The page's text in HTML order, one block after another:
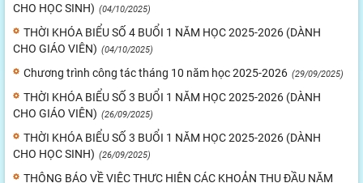
CHO HỌC SINH) (04/10/2025)
THỜI KHÓA BIỂU SỐ 4 BUỔI 1 NĂM HỌC 2025-2026 (DÀNH
CHO GIÁO VIÊN) (04/10/2025)
Chương trình công tác tháng 10 năm học 2025-2026 (29/09/2025)
THỜI KHÓA BIỂU SỐ 3 BUỔI 1 NĂM HỌC 2025-2026 (DÀNH
CHO GIÁO VIÊN) (26/09/2025)
THỜI KHÓA BIỂU SỐ 3 BUỔI 1 NĂM HỌC 2025-2026 (DÀNH
CHO HỌC SINH) (26/09/2025)
THÔNG BÁO VỀ VIỆC THỰC HIỆN CÁC KHOẢN THU ĐẦU NĂM